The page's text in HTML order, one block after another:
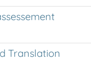
Translation